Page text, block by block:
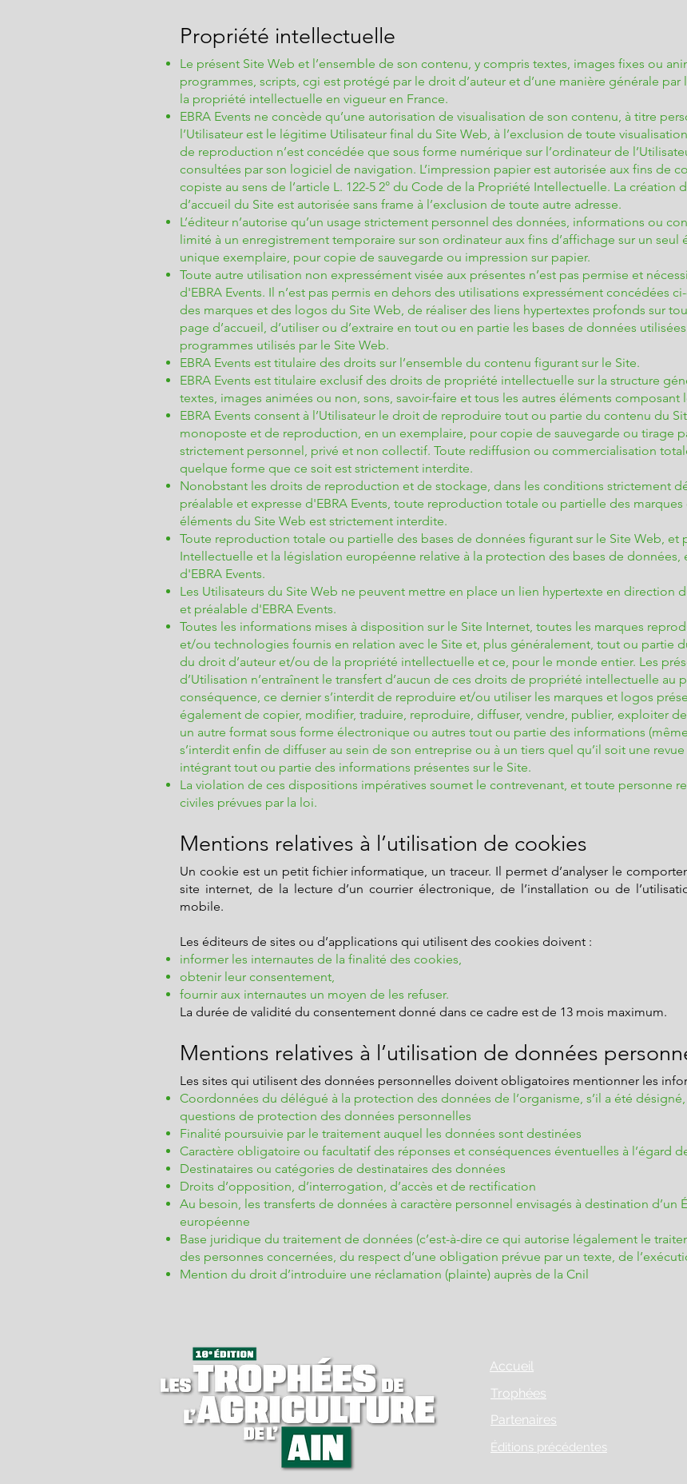
Propriété intellectuelle
Le présent Site Web et l’ensemble de son contenu, y compris textes, images fixes ou
programmes, scripts, cgi est protégé par le droit d’auteur et d’une manière générale
la propriété intellectuelle en vigueur en France.
EBRA Events ne concède qu’une autorisation de visualisation de son contenu, à titre
l’Utilisateur est le légitime Utilisateur final du Site Web, à l’exclusion de toute
de reproduction n’est concédée que sous forme numérique sur l’ordinateur de
consultées par son logiciel de navigation. L’impression papier est autorisée aux fins de
copiste au sens de l’article L. 122-5 2° du Code de la Propriété Intellectuelle. La création
d’accueil du Site est autorisée sans frame à l’exclusion de toute autre adresse.
L’éditeur n’autorise qu’un usage strictement personnel des données, informations ou
limité à un enregistrement temporaire sur son ordinateur aux fins d’affichage sur un
unique exemplaire, pour copie de sauvegarde ou impression sur papier.
Toute autre utilisation non expressément visée aux présentes n’est pas permise et
d'EBRA Events. Il n’est pas permis en dehors des utilisations expressément concédées
des marques et des logos du Site Web, de réaliser des liens hypertextes profonds sur
page d’accueil, d’utiliser ou d’extraire en tout ou en partie les bases de données
programmes utilisés par le Site Web.
EBRA Events est titulaire des droits sur l’ensemble du contenu figurant sur le Site.
EBRA Events est titulaire exclusif des droits de propriété intellectuelle sur la structure
textes, images animées ou non, sons, savoir-faire et tous les autres éléments composant
EBRA Events consent à l’Utilisateur le droit de reproduire tout ou partie du contenu du
monoposte et de reproduction, en un exemplaire, pour copie de sauvegarde ou tirage
strictement personnel, privé et non collectif. Toute rediffusion ou commercialisation
quelque forme que ce soit est strictement interdite.
Nonobstant les droits de reproduction et de stockage, dans les conditions strictement
préalable et expresse d'EBRA Events, toute reproduction totale ou partielle des
éléments du Site Web est strictement interdite.
Toute reproduction totale ou partielle des bases de données figurant sur le Site Web, et
Intellectuelle et la législation européenne relative à la protection des bases de données,
d'EBRA Events.
Les Utilisateurs du Site Web ne peuvent mettre en place un lien hypertexte en direction
et préalable d'EBRA Events.
Toutes les informations mises à disposition sur le Site Internet, toutes les marques
et/ou technologies fournis en relation avec le Site et, plus généralement, tout ou partie
du droit d’auteur et/ou de la propriété intellectuelle et ce, pour le monde entier. Les
d’Utilisation n’entraînent le transfert d’aucun de ces droits de propriété intellectuelle au
conséquence, ce dernier s’interdit de reproduire et/ou utiliser les marques et logos
également de copier, modifier, traduire, reproduire, diffuser, vendre, publier, exploiter
un autre format sous forme électronique ou autres tout ou partie des informations
s’interdit enfin de diffuser au sein de son entreprise ou à un tiers quel qu’il soit une
intégrant tout ou partie des informations présentes sur le Site.
La violation de ces dispositions impératives soumet le contrevenant, et toute personne
civiles prévues par la loi.
Mentions relatives à l’utilisation de cookies
Un cookie est un petit fichier informatique, un traceur. Il permet d’analyser le
site internet, de la lecture d’un courrier électronique, de l’installation ou de
mobile.
Les éditeurs de sites ou d’applications qui utilisent des cookies doivent :
informer les internautes de la finalité des cookies,
obtenir leur consentement,
fournir aux internautes un moyen de les refuser.
La durée de validité du consentement donné dans ce cadre est de 13 mois maximum.
Mentions relatives à l’utilisation de données
Les sites qui utilisent des données personnelles doivent obligatoires mentionner les
Coordonnées du délégué à la protection des données de l’organisme, s’il a été
questions de protection des données personnelles
Finalité poursuivie par le traitement auquel les données sont destinées
Caractère obligatoire ou facultatif des réponses et conséquences éventuelles à l’égard
Destinataires ou catégories de destinataires des données
Droits d’opposition, d’interrogation, d’accès et de rectification
Au besoin, les transferts de données à caractère personnel envisagés à destination d’un
européenne
Base juridique du traitement de données (c’est-à-dire ce qui autorise légalement le
des personnes concernées, du respect d’une obligation prévue par un texte, de
Mention du droit d’introduire une réclamation (plainte) auprès de la Cnil
Accueil
Trophées
Partenaires
Éditions précédentes